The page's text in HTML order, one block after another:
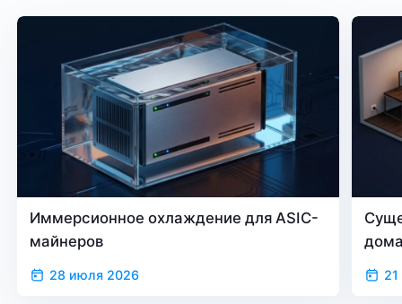
Иммерсионное охлаждение для ASIC-
майнеров
28 июля 2026